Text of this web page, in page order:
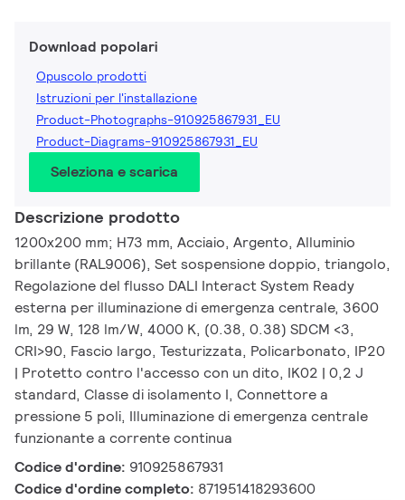
Download popolari
Opuscolo prodotti
Istruzioni per l'installazione
Product-Photographs-910925867931_EU
Product-Diagrams-910925867931_EU
Seleziona e scarica
Descrizione prodotto
1200x200 mm; H73 mm, Acciaio, Argento, Alluminio
brillante (RAL9006), Set sospensione doppio, triangolo,
Regolazione del flusso DALI Interact System Ready
esterna per illuminazione di emergenza centrale, 3600
lm, 29 W, 128 lm/W, 4000 K, (0.38, 0.38) SDCM <3,
CRI>90, Fascio largo, Testurizzata, Policarbonato, IP20
| Protetto contro l'accesso con un dito, IK02 | 0,2 J
standard, Classe di isolamento I, Connettore a
pressione 5 poli, Illuminazione di emergenza centrale
funzionante a corrente continua
Codice d'ordine: 910925867931
Codice d'ordine completo: 871951418293600